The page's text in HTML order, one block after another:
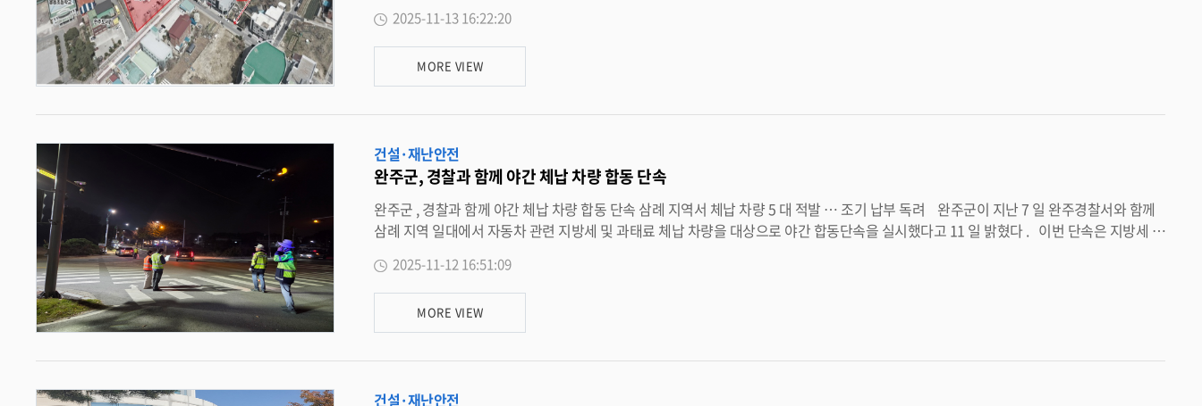
뒤엉켜 주차하면서 상인과 주민 모두 불편을 겪던 곳이다 . 하지만 완주군이 농촌중심지활성화사업의 핵심 공간으로 지정해 정비에 나서면
서 , 시장 인근 상권과 주민이 함께 이용할 수 있는 생활형 주차장으로 새롭게 변모하고 있다 . 완공 후에는 시장 이용객과 인근 상가 방문객
의 주차 편의가 크게 높아지고 , 교통혼잡 완화와 유동인구 증가로 이어질 것으로 전망되고 있다 . 상인들은 “ 그동안 주차 공간이 부족해 혼
잡이 심했는데 , 시장 옆에 주차장이 생기면 손님이 훨씬 늘 것 같다 ” 며 기대감을 나타냈다 . 주차장 인근에는 생강골 창의키움센터가 조성
중이다 . 센터는 어린이 실내놀이공간 , 키즈카페 , 지역아동센터 , 공유주방 등을 갖춘 복합시설로 내년 상반기 준공을 목표로 하고 있다 . 주
수는 “ 주차장 조성이 주민 편익을 증진해 시장 상권을 다시 살리는 계기가 되길 바란다 ” 며 “ 공사가 차질 없이 진행돼 봉동이 더 활기 있는
2025-11-13 16:22:20
MORE VIEW
건설·재난안전
완주군, 경찰과 함께 야간 체납 차량 합동 단속
완주군 , 경찰과 함께 야간 체납 차량 합동 단속 삼례 지역서 체납 차량 5 대 적발 … 조기 납부 독려 완주군이 지난 7 일 완주경찰서와 함께
삼례 지역 일대에서 자동차 관련 지방세 및 과태료 체납 차량을 대상으로 야간 합동단속을 실시했다고 11 일 밝혔다 . 이번 단속은 지방세 체
집중 점검했다 . 단속 결과 지방세 및 과태료 체납 차량 5 대가 적발됐으며 , 군은 현장에서 체납 사실을 안내하고 즉시 또는 조속한 시일 내
납부를 권고했다 . 또한 납부 편의를 위해 다양한 전자납부 방법과 상담 창구를 안내하는 등 친절한 세정 행정을 함께 추진했다 . 이희찬 재정
관리과장은 “ 자동차세 및 관련 과태료 체납은 성실한 납세 질서를 해치는 행위 ” 라며 “ 앞으로도 경찰 등 관계 기관과 협력해 지속적인 합동
단속을 이어가고 , 체납 해소와 건전한 납세 문화 조성에 최선을 다하겠다 ” 고 말했다 . 한편 완주군은 체납 세금의 자진 납부를 유도하기 위
해 문자 안내 , 체납고지서 발송 , 현장 홍보 등 다양한 방식으로 납세 홍보활동을 강화할 계획이다 . <담당부서 재정관리과 290-2344>
2025-11-12 16:51:09
MORE VIEW
건설·재난안전